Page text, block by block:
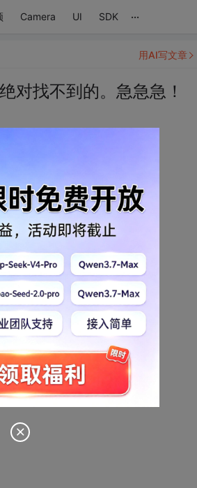
Camera UI SDK ...
对找不到的。急急急！
用AI写文章